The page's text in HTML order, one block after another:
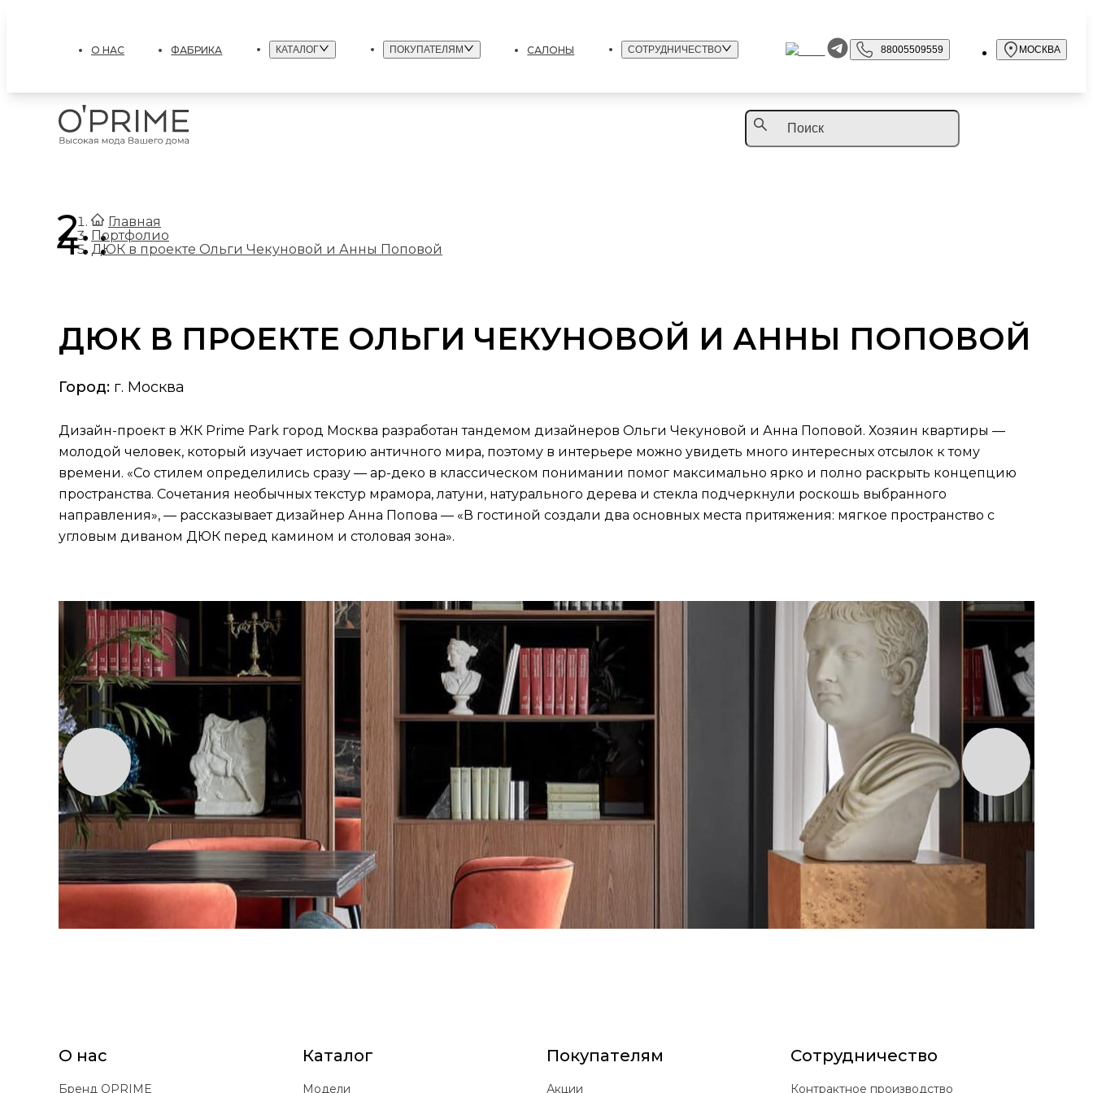
О НАС ФАБРИКА КАТАЛОГ ПОКУПАТЕЛЯМ САЛОНЫ СОТРУДНИЧЕСТВО 88005509559 МОСКВА
Главная
.
Портфолио
.
ДЮК в проекте Ольги Чекуновой и Анны Поповой
ДЮК В ПРОЕКТЕ ОЛЬГИ ЧЕКУНОВОЙ И АННЫ ПОПОВОЙ
Город: г. Москва
Дизайн-проект в ЖК Prime Park город Москва разработан тандемом дизайнеров Ольги Чекуновой и Анна Поповой. Хозяин квартиры —
молодой человек, который изучает историю античного мира, поэтому в интерьере можно увидеть много интересных отсылок к тому
времени. «Со стилем определились сразу — ар-деко в классическом понимании помог максимально ярко и полно раскрыть концепцию
пространства. Сочетания необычных текстур мрамора, латуни, натурального дерева и стекла подчеркнули роскошь выбранного
направления», — рассказывает дизайнер Анна Попова — «В гостиной создали два основных места притяжения: мягкое пространство с
угловым диваном ДЮК перед камином и столовая зона».
О нас
Бренд OPRIME
Каталог
Модели
Покупателям
Акции
Сотрудничество
Контрактное производство